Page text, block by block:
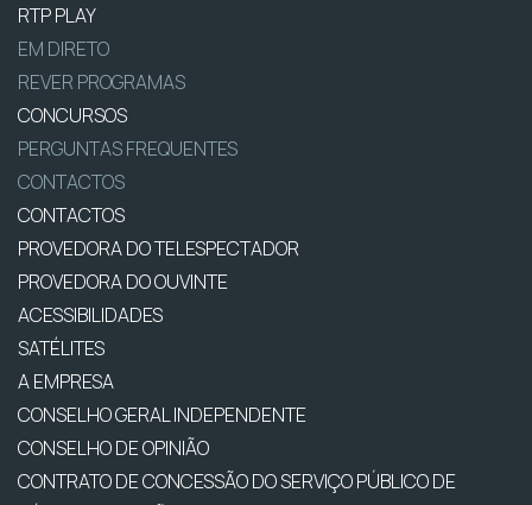
RTP PLAY
EM DIRETO
REVER PROGRAMAS
CONCURSOS
PERGUNTAS FREQUENTES
CONTACTOS
CONTACTOS
PROVEDORA DO TELESPECTADOR
PROVEDORA DO OUVINTE
ACESSIBILIDADES
SATÉLITES
A EMPRESA
CONSELHO GERAL INDEPENDENTE
CONSELHO DE OPINIÃO
CONTRATO DE CONCESSÃO DO SERVIÇO PÚBLICO DE